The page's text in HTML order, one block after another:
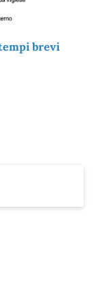
brevi